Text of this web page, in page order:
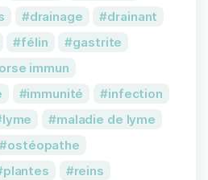
drainage
drainant
félin
gastrite
immun
immunité
infection
lyme
maladie de lyme
ostéopathe
plantes
reins